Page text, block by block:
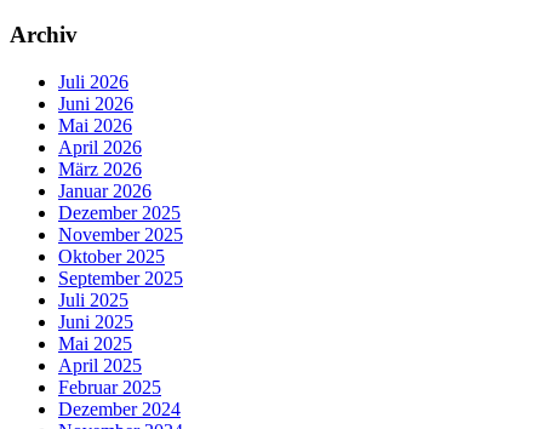
Archiv
Juli 2026
Juni 2026
Mai 2026
April 2026
März 2026
Januar 2026
Dezember 2025
November 2025
Oktober 2025
September 2025
Juli 2025
Juni 2025
Mai 2025
April 2025
Februar 2025
Dezember 2024